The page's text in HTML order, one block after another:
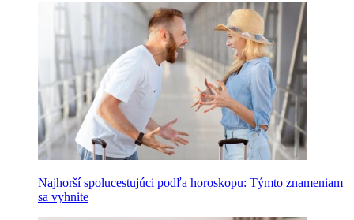
Najhorší spolucestujúci podľa horoskopu: Týmto znameniam
sa vyhnite